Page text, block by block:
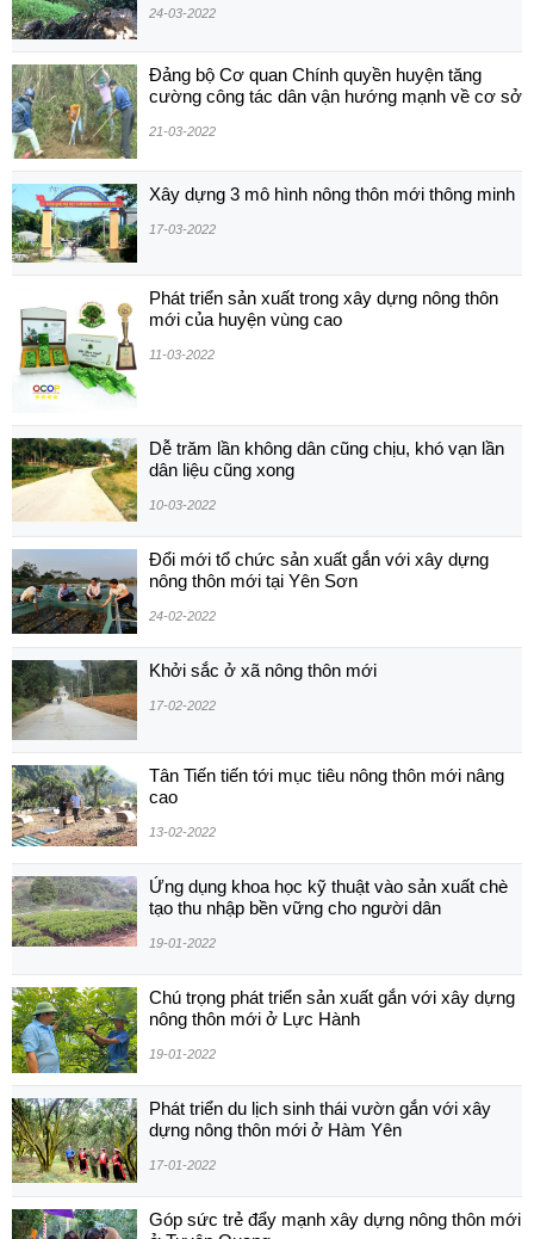
24-03-2022
Đảng bộ Cơ quan Chính quyền huyện tăng
cường công tác dân vận hướng mạnh về cơ sở
21-03-2022
Xây dựng 3 mô hình nông thôn mới thông minh
17-03-2022
Phát triển sản xuất trong xây dựng nông thôn
mới của huyện vùng cao
11-03-2022
Dễ trăm lần không dân cũng chịu, khó vạn lần
dân liệu cũng xong
10-03-2022
Đổi mới tổ chức sản xuất gắn với xây dựng
nông thôn mới tại Yên Sơn
24-02-2022
Khởi sắc ở xã nông thôn mới
17-02-2022
Tân Tiến tiến tới mục tiêu nông thôn mới nâng
cao
13-02-2022
Ứng dụng khoa học kỹ thuật vào sản xuất chè
tạo thu nhập bền vững cho người dân
19-01-2022
Chú trọng phát triển sản xuất gắn với xây dựng
nông thôn mới ở Lực Hành
19-01-2022
Phát triển du lịch sinh thái vườn gắn với xây
dựng nông thôn mới ở Hàm Yên
17-01-2022
Góp sức trẻ đẩy mạnh xây dựng nông thôn mới